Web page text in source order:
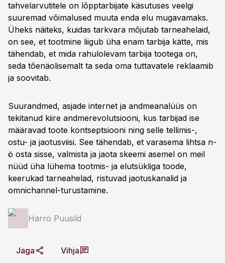
tahvelarvutitele on lõpptarbijate käsutuses veelgi
suuremad võimalused muuta enda elu mugavamaks.
Üheks näiteks, kuidas tarkvara mõjutab tarneahelaid,
on see, et tootmine liigub üha enam tarbija kätte, mis
tähendab, et mida rahulolevam tarbija tootega on,
seda tõenäolisemalt ta seda oma tuttavatele reklaamib
ja soovitab.
Suurandmed, asjade internet ja andmeanalüüs on
tekitanud kiire andmerevolutsiooni, kus tarbijad ise
määravad toote kontseptsiooni ning selle tellimis-,
ostu- ja jaotusviisi. See tähendab, et varasema lihtsa n-
ö osta sisse, valmista ja jaota skeemi asemel on meil
nüüd üha lühema tootmis- ja elutsükliga toode,
keerukad tarneahelad, ristuvad jaotuskanalid ja
omnichannel-turustamine.
Harro Puusild
Jaga Vihja